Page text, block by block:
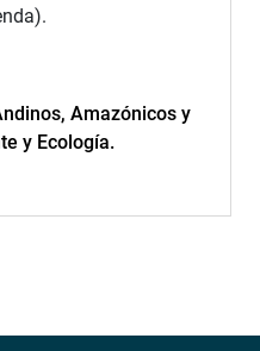
Amazónicos y
y Ecología.